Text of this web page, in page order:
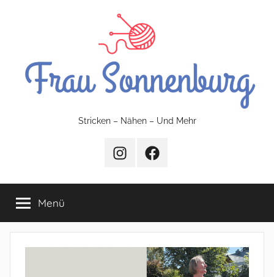
FrauSonnenburg
Stricken
–
Nähen
Stricken – Nähen – Und Mehr
InstagramFacebook
Menü